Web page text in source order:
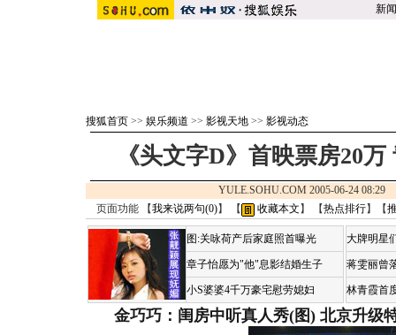
新闻
搜狐首页 >> 娱乐频道 >> 影视天地 >> 影视动态
《头文字D》首映票房20
YULE.SOHU.COM 2005-06-24
页面功能 【我来说两句(0)】 【 收藏本文 】 【热点排行】【
图:关咏荷产后家庭照首曝光
章子怡愿为"他"息影结婚生子
小S婆婆4千万豪宅慰劳媳妇
大牌明星
蒋雯丽曾
林青霞首
金巧巧：闺房中听真人秀(图) 北京升级